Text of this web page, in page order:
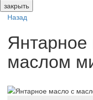
закрыть
Назад
маслом